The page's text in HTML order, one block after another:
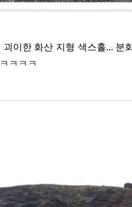
이한 화산 지형 색스홀... 분
ㅋㅋㅋ